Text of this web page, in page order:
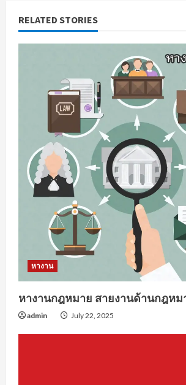
u
RELATED STORIES
หางาน
หางานกฎหมาย สายงานด้านกฎห
admin July 22, 2025